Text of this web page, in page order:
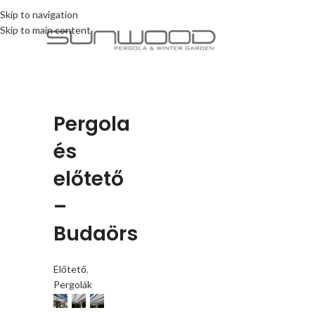
Skip to navigation
Skip to main content
Pergola
és
előtető
–
Budaörs
Előtető,
Pergolák